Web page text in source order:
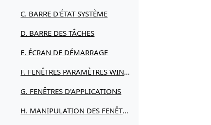
C. BARRE D'ÉTAT SYSTÈME
D. BARRE DES TÂCHES
E. ÉCRAN DE DÉMARRAGE
F. FENÊTRES PARAMÈTRES WINDOWS 11
G. FENÊTRES D'APPLICATIONS
H. MANIPULATION DES FENÊTRES